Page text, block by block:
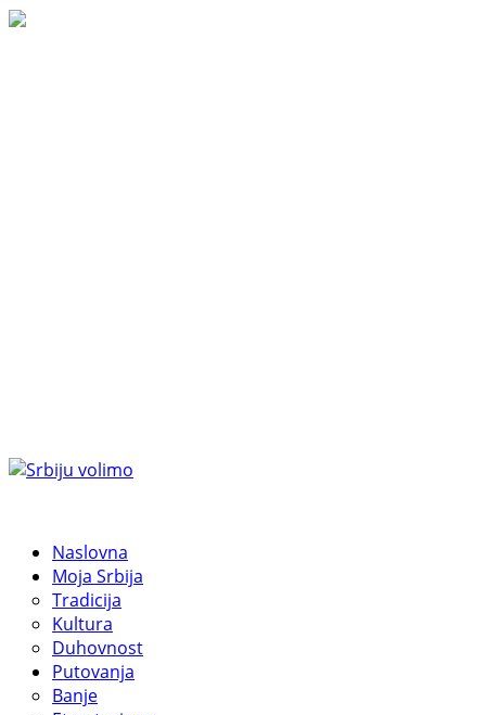
Naslovna
Moja Srbija
Tradicija
Kultura
Duhovnost
Putovanja
Banje